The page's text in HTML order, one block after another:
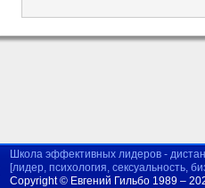
Школа эффективных лидеров -
[лидер, психология, сексуальность,
Copyright © Евгений Гильбо 1989 –